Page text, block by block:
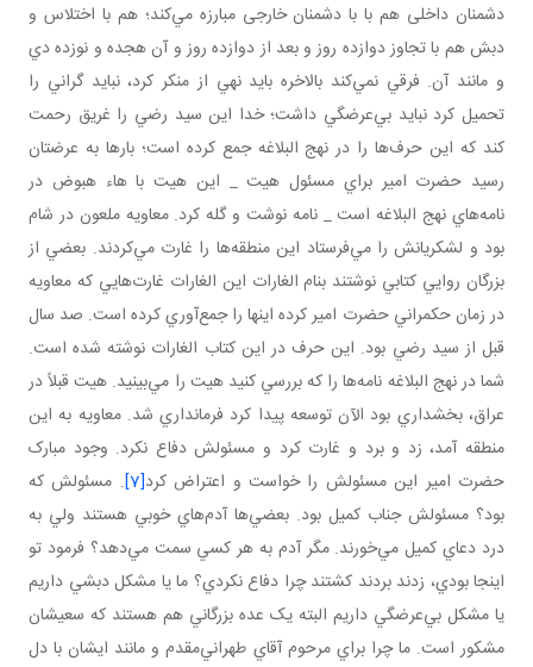
دشمنان داخلی هم با با دشمنان خارجی مبارزه مي‌کند؛ هم با اختلاس و
دبش هم با تجاوز دوازده روز و بعد از دوازده روز و آن هجده و نوزده دي
و مانند آن. فرقي نمي‌کند بالاخره بايد نهي از منکر کرد، نبايد گراني را
تحميل کرد نبايد بي‌عرضگي داشت؛ خدا اين سيد رضي را غريق رحمت
کند که اين حرف‌ها را در نهج البلاغه جمع کرده است؛ بارها به عرضتان
رسيد حضرت امير براي مسئول هيت _ اين هيت با هاء هبوض در
نامه‌هاي نهج البلاغه است _ نامه نوشت و گله کرد. معاويه ملعون در شام
بود و لشکريانش را مي‌فرستاد اين منطقه‌ها را غارت مي‌کردند. بعضي از
بزرگان روايي کتابي نوشتند بنام الغارات اين الغارات غارت‌هايي که معاويه
در زمان حکمراني حضرت امير کرده اينها را جمع‌آوري کرده است. صد سال
قبل از سيد رضي بود. اين حرف در اين کتاب الغارات نوشته شده است.
شما در نهج البلاغه نامه‌ها را که بررسي کنيد هيت را مي‌بينيد. هيت قبلاً در
عراق، بخشداري بود الآن توسعه پيدا کرد فرمانداري شد. معاويه به اين
منطقه آمد، زد و برد و غارت کرد و مسئولش دفاع نکرد. وجود مبارک
حضرت امير اين مسئولش را خواست و اعتراض کرد[7] . مسئولش که
بود؟ مسئولش جناب کميل بود. بعضي‌ها آدم‌هاي خوبي‌ هستند ولي به
درد دعاي کميل مي‌خورند. مگر آدم به هر کسي سمت مي‌دهد؟ فرمود تو
اينجا بودي، زدند بردند کشتند چرا دفاع نکردي؟ ما يا مشکل دبشي داريم
يا مشکل بي‌عرضگي داريم البته يک عده بزرگاني هم هستند که سعيشان
مشکور است. ما چرا براي مرحوم آقاي طهراني‌مقدم و مانند ايشان با دل